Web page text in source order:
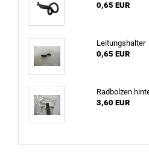
0,65 EUR
Leitungshalter
0,65 EUR
Radbolzen
3,60 EUR